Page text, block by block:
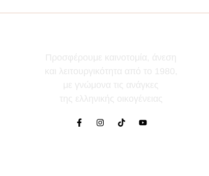
Προσφέρουμε καινοτομία, άνεση
και λειτουργικότητα από το 1980,
με γνώμονα τις ανάγκες
της ελληνικής οικογένειας